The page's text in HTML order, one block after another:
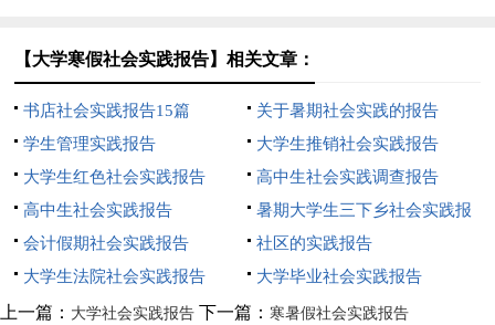
【大学寒假社会实践报告】相关文章：
书店社会实践报告15篇
关于暑期社会实践的报告
学生管理实践报告
大学生推销社会实践报告
大学生红色社会实践报告
高中生社会实践调查报告
高中生社会实践报告
暑期大学生三下乡社会实践报
告
会计假期社会实践报告
社区的实践报告
大学生法院社会实践报告
大学毕业社会实践报告
上一篇： 大学社会实践报告 下一篇： 寒暑假社会实践报告